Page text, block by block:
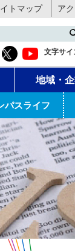
トマップ ア
文字サイ
地域・
パスライフ